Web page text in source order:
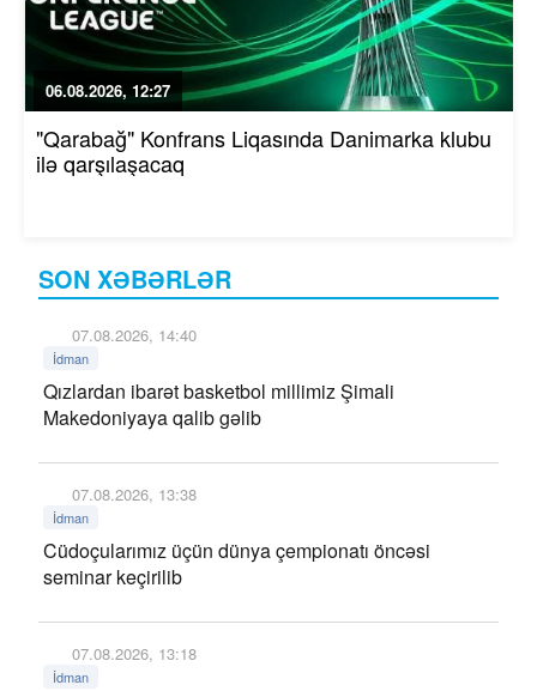
SON XƏBƏRLƏR
07.08.2026, 14:40
İdman
Qızlardan ibarət basketbol millimiz Şimali
Makedoniyaya qalib gəlib
07.08.2026, 13:38
İdman
Cüdoçularımız üçün dünya çempionatı öncəsi
seminar keçirilib
07.08.2026, 13:18
İdman
06.08.2026, 12:27
"Qarabağ" Konfrans Liqasında Danimarka klubu
ilə qarşılaşacaq